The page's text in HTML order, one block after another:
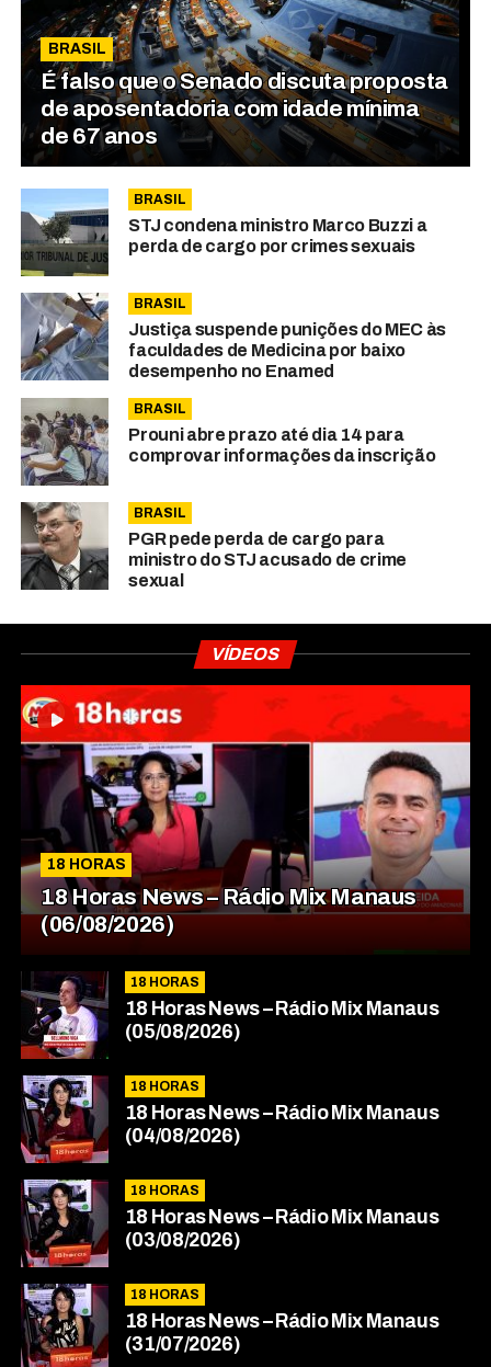
BRASIL
É falso que o Senado discuta proposta
de aposentadoria com idade mínima
de 67 anos
BRASIL
STJ condena ministro Marco Buzzi a
perda de cargo por crimes sexuais
BRASIL
Justiça suspende punições do MEC às
faculdades de Medicina por baixo
desempenho no Enamed
BRASIL
Prouni abre prazo até dia 14 para
comprovar informações da inscrição
BRASIL
PGR pede perda de cargo para
ministro do STJ acusado de crime
sexual
VÍDEOS
18 HORAS
18 Horas News​​​​​​​​​​​​ – Rádio Mix Manaus
(06/08/2026)
18 HORAS
18 Horas News​​​​​​​​​​​​ – Rádio Mix Manaus
(05/08/2026)
18 HORAS
18 Horas News​​​​​​​​​​​​ – Rádio Mix Manaus
(04/08/2026)
18 HORAS
18 Horas News​​​​​​​​​​​​ – Rádio Mix Manaus
(03/08/2026)
18 HORAS
18 Horas News​​​​​​​​​​​​ – Rádio Mix Manaus
(31/07/2026)